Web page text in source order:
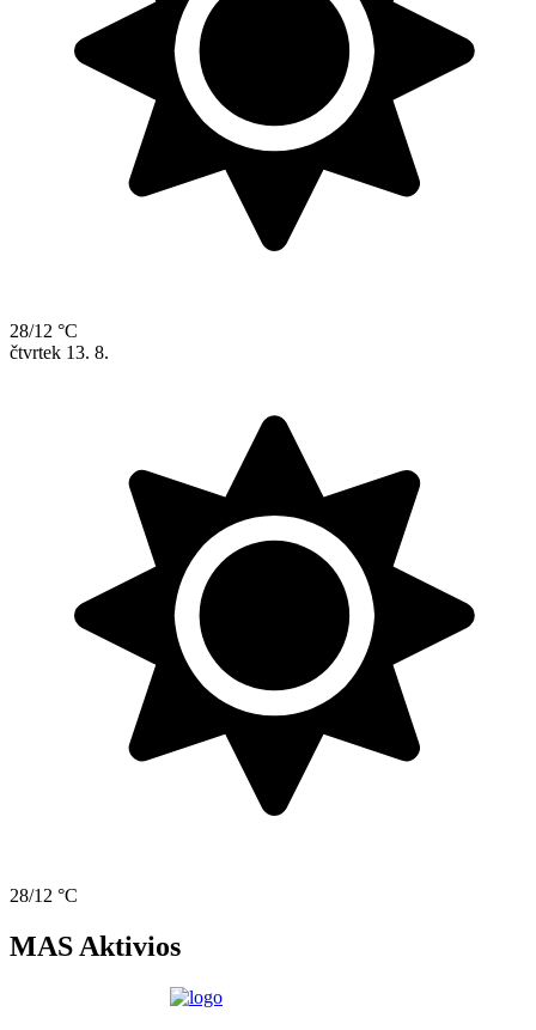
28/12 °C
čtvrtek 13. 8.
28/12 °C
MAS Aktivios